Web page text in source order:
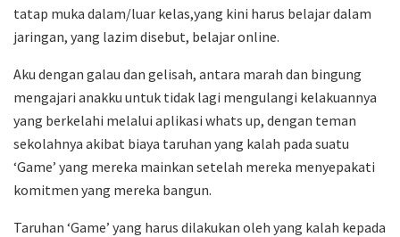
tatap muka dalam/luar kelas,yang kini harus belajar dalam
jaringan, yang lazim disebut, belajar online.
Aku dengan galau dan gelisah, antara marah dan bingung
mengajari anakku untuk tidak lagi mengulangi kelakuannya
yang berkelahi melalui aplikasi whats up, dengan teman
sekolahnya akibat biaya taruhan yang kalah pada suatu
‘Game’ yang mereka mainkan setelah mereka menyepakati
komitmen yang mereka bangun.
Taruhan ‘Game’ yang harus dilakukan oleh yang kalah kepada